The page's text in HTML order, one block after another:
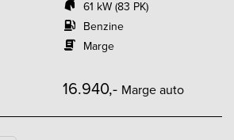
61 kW (83 PK)
Benzine
Marge
16.940,- Marge auto